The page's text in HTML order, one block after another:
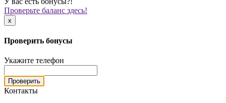
Проверьте баланс здесь!
x
Проверить бонусы
Укажите телефон
Проверить
Контакты